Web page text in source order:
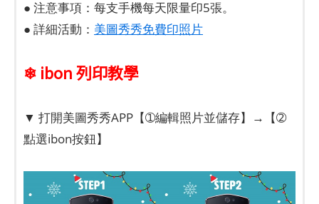
● 注意事項：每支手機每天限量印5張。
● 詳細活動： 美圖秀秀免費印照片
❄ ibon 列印教學
▼ 打開美圖秀秀APP【➀編輯照片並儲存】→【➁
點選ibon按鈕】